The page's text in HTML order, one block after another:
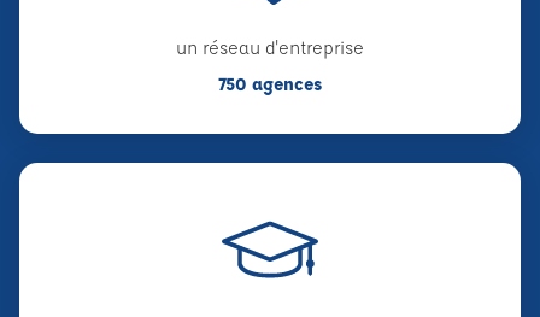
un réseau d'entreprise
750 agences